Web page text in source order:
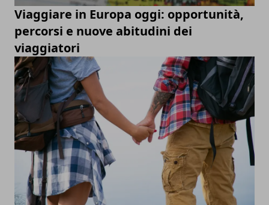
Viaggiare in Europa oggi: opportunità,
percorsi e nuove abitudini dei
viaggiatori